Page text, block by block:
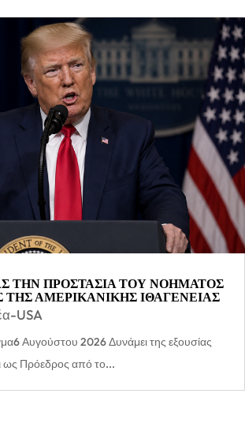
ΤΗΝ ΠΡΟΣΤΑΣΙΑ ΤΟΥ ΝΟΗΜΑΤΟΣ
ΤΗΣ ΑΜΕΡΙΚΑΝΙΚΗΣ ΙΘΑΓΕΝΕΙΑΣ
USA
Αυγούστου 2026 Δυνάμει της εξουσίας
ως Πρόεδρος από το...